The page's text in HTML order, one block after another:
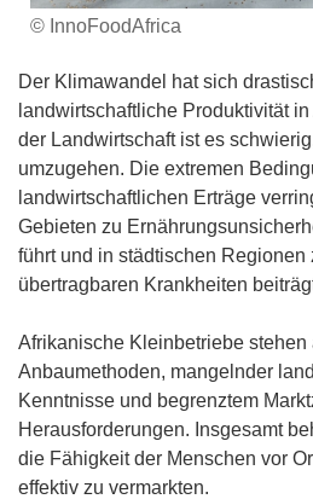
© InnoFoodAfrica
Der Klimawandel hat sich
landwirtschaftliche Produktivität
der Landwirtschaft ist es
umzugehen. Die extremen
landwirtschaftlichen Erträge
Gebieten zu
führt und in städtischen
übertragbaren Krankheiten
Afrikanische Kleinbetriebe stehen
Anbaumethoden, mangelnder
Kenntnisse und begrenztem
Herausforderungen. Insgesamt
die Fähigkeit der Menschen vor
effektiv zu vermarkten.